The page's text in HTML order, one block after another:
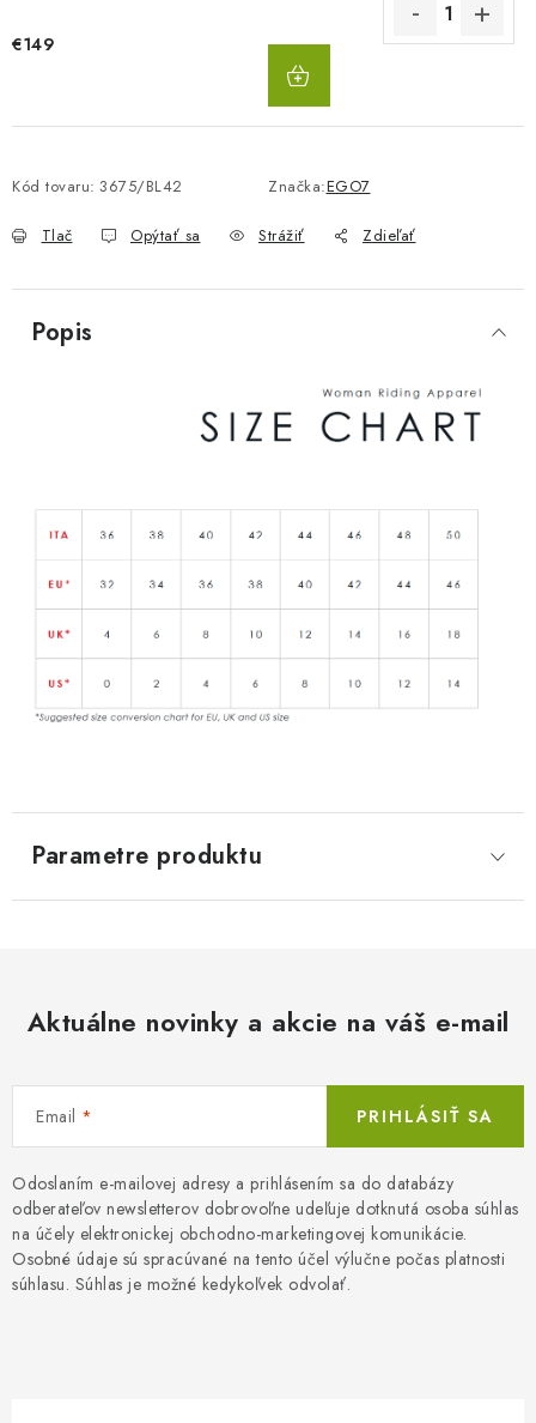
€149
Kód tovaru: 3675/BL42 Značka:EGO7
Tlač Opýtať sa Strážiť Zdieľať
Popis
Parametre produktu
Aktuálne novinky a akcie na váš e-mail
Email
Odoslaním e-mailovej adresy a prihlásením sa do databázy
odberateľov newsletterov dobrovoľne udeľuje dotknutá osoba súhlas
na účely elektronickej obchodno-marketingovej komunikácie.
Osobné údaje sú spracúvané na tento účel výlučne počas platnosti
súhlasu. Súhlas je možné kedykoľvek odvolať.
PRIHLÁSIŤ SA